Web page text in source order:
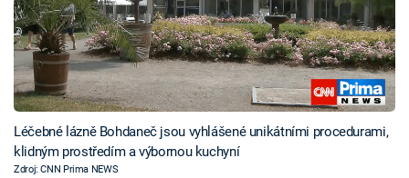
Léčebné lázně Bohdaneč jsou vyhlášené unikátními procedurami,
klidným prostředím a výbornou kuchyní
Zdroj: CNN Prima NEWS